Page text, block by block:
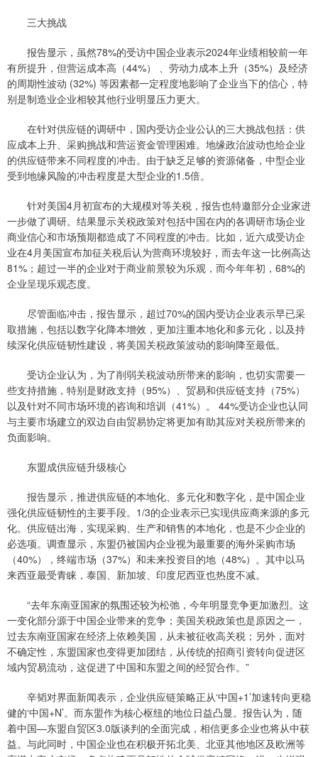
三大挑战
报告显示，虽然78%的受访中国企业表示2024年业绩相较前一年
有所提升，但营运成本高（44%） 、劳动力成本上升（35%）及经济
的周期性波动 (32%) 等因素都一定程度地影响了企业当下的信心，特
别是制造业企业相较其他行业明显压力更大。
在针对供应链的调研中，国内受访企业公认的三大挑战包括：供
应成本上升、采购挑战和营运资金管理困难。地缘政治波动也给企业
的供应链带来不同程度的冲击。由于缺乏足够的资源储备，中型企业
受到地缘风险的冲击程度是大型企业的1.5倍。
针对美国4月初宣布的大规模对等关税，报告也特邀部分企业家进
一步做了调研。结果显示关税政策对包括中国在内的各调研市场企业
商业信心和市场预期都造成了不同程度的冲击。比如，近六成受访企
业在4月美国宣布加征关税后认为营商环境较好，而去年这一比例高达
81%；超过一半的企业对于商业前景较为乐观，而今年年初，68%的
企业呈现乐观态度。
尽管面临冲击，报告显示，超过70%的国内受访企业表示早已采
取措施，包括以数字化降本增效，更加注重本地化和多元化，以及持
续深化供应链韧性建设，将美国关税政策波动的影响降至最低。
受访企业认为，为了削弱关税波动所带来的影响，也切实需要一
些支持措施，特别是财政支持（95%）、贸易和供应链支持（75%）
以及针对不同市场环境的咨询和培训（41%）。 44%受访企业也认同
与主要市场建立的双边自由贸易协定将更加有助其应对关税所带来的
负面影响。
东盟成供应链升级核心
报告显示，推进供应链的本地化、多元化和数字化，是中国企业
强化供应链韧性的主要手段。1/3的企业表示已实现供应商来源的多元
化。供应链出海，实现采购、生产和销售的本地化，也是不少企业的
必选项。调查显示，东盟仍被国内企业视为最重要的海外采购市场
（40%），终端市场（37%）和未来投资目的地（48%）。其中以马
来西亚最受青睐，泰国、新加坡、印度尼西亚也热度不减。
“去年东南亚国家的氛围还较为松弛，今年明显竞争更加激烈。这
一变化部分源于中国企业带来的竞争；美国关税政策也是原因之一，
过去东南亚国家在经济上依赖美国，从未被征收高关税；另外，面对
不确定性，东盟国家也变得更加团结，从传统的招商引资转向促进区
域内贸易流动，这促进了中国和东盟之间的经贸合作。”
辛韬对界面新闻表示，企业供应链策略正从‘中国+1’加速转向更稳
健的‘中国+N’。而东盟作为核心枢纽的地位日益凸显。报告认为，随
着中国—东盟自贸区3.0版谈判的全面完成，相信更多企业也将从中获
益。与此同时，中国企业也在积极开拓北美、北亚其他地区及欧洲等